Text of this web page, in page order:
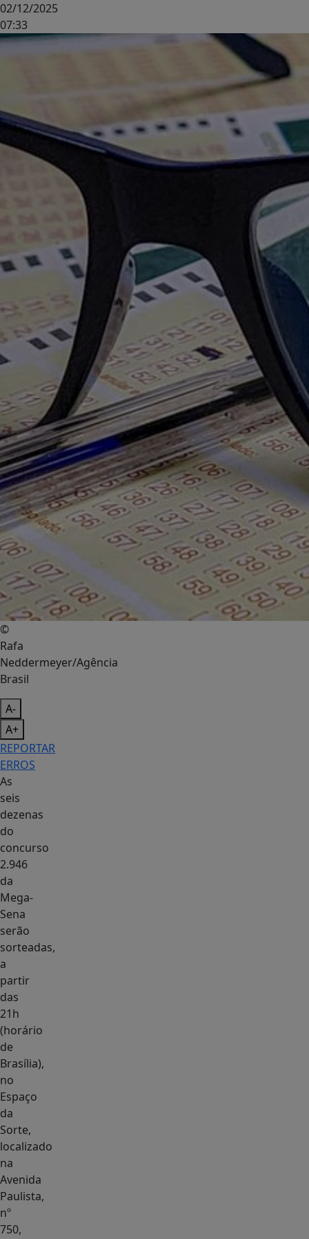
02/12/2025
07:33
©
Rafa
Neddermeyer/Agência
Brasil
A-
A+
REPORTAR
ERROS
As
seis
dezenas
do
concurso
2.946
da
Mega-
Sena
serão
sorteadas,
a
partir
das
21h
(horário
de
Brasília),
no
Espaço
da
Sorte,
localizado
na
Avenida
Paulista,
nº
750,